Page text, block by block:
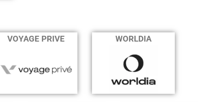
VOYAGE PRIVE WORLDIA